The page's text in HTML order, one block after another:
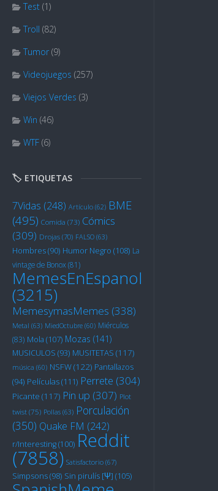
Test (1)
Troll (82)
Tumor (9)
Videojuegos (257)
Viejos Verdes (3)
Win (46)
WTF (6)
🏷️ ETIQUETAS
7Vidas (248) Artículo (62) BME
(495) Comida (73) Cómics
(309) Drojas (70) FALSO (63)
Hombres(90) Humor Negro (108) La
vintage de Bonox(81)
MemesEnEspanol
(3215)
MemesymasMemes (338)
Metal (63) MiedOctubre (60) Miérculos
(83) Mola (107) Mozas (141)
MUSICULOS (93) MUSITETAS (117)
música (60) NSFW(122) Pantallazos
(94) Películas(111) Perrete (304)
Picante (117) Pin up (307) Plot
twist (75) Pollas (63) Porculación
(350) Quake FM (242)
r/Interesting(100) Reddit
(7858) Satisfactorio (67)
Simpsons(98) Sin pirulís [Ψ] (105)